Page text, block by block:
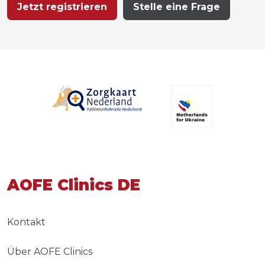
Jetzt registrieren Stelle eine Frage
AOFE Clinics DE
Kontakt
Über AOFE Clinics